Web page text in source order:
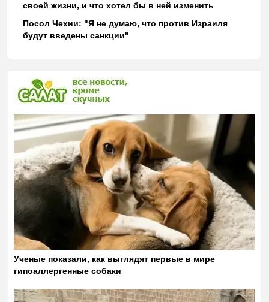
своей жизни, и что хотел бы в ней изменить
Посол Чехии: "Я не думаю, что против Израиля
будут введены санкции"